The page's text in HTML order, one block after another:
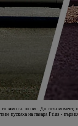
вълнение. До този момент,
пускаха на пазара Prius -